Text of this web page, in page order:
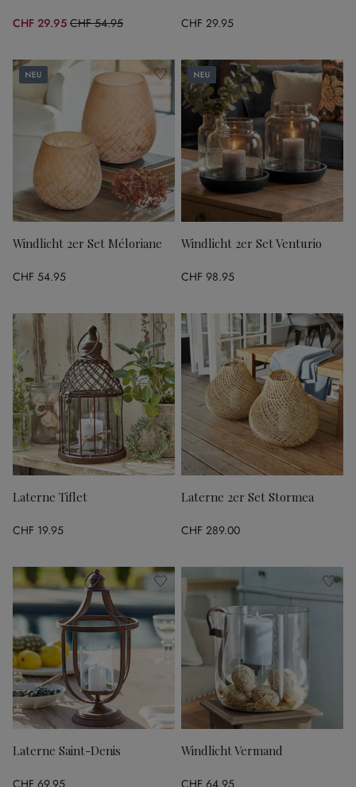
CHF 29.95 CHF 54.95
(45.5% gespart) CHF 29.95
Neu
Windlicht 2er Set Méloriane
CHF 54.95
Neu
Windlicht 2er Set Venturio
CHF 98.95
Laterne Tiflet
CHF 19.95
Laterne 2er Set Stormea
CHF 289.00
Laterne Saint-Denis Windlicht Vermand